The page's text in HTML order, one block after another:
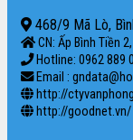
468/9 Mã Lò,
CN: Ấp Bình Tiền
Hotline: 0962 889
Email :
http://
http://goodnet.vn/